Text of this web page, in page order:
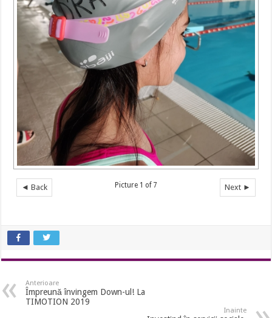
◄ Back Next ►
Picture 1 of 7
Anterioare
Împreună învingem Down-ul! La
TIMOTION 2019
Inainte